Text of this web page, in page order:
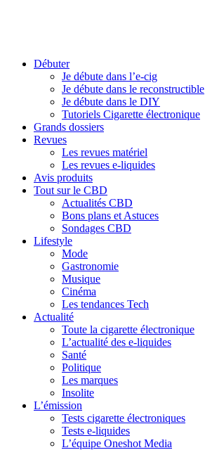
Débuter
Je débute dans l’e-cig
Je débute dans le reconstructible
Je débute dans le DIY
Tutoriels Cigarette électronique
Grands dossiers
Revues
Les revues matériel
Les revues e-liquides
Avis produits
Tout sur le CBD
Actualités CBD
Bons plans et Astuces
Sondages CBD
Lifestyle
Mode
Gastronomie
Musique
Cinéma
Les tendances Tech
Actualité
Toute la cigarette électronique
L’actualité des e-liquides
Santé
Politique
Les marques
Insolite
L’émission
Tests cigarette électroniques
Tests e-liquides
L’équipe Oneshot Media